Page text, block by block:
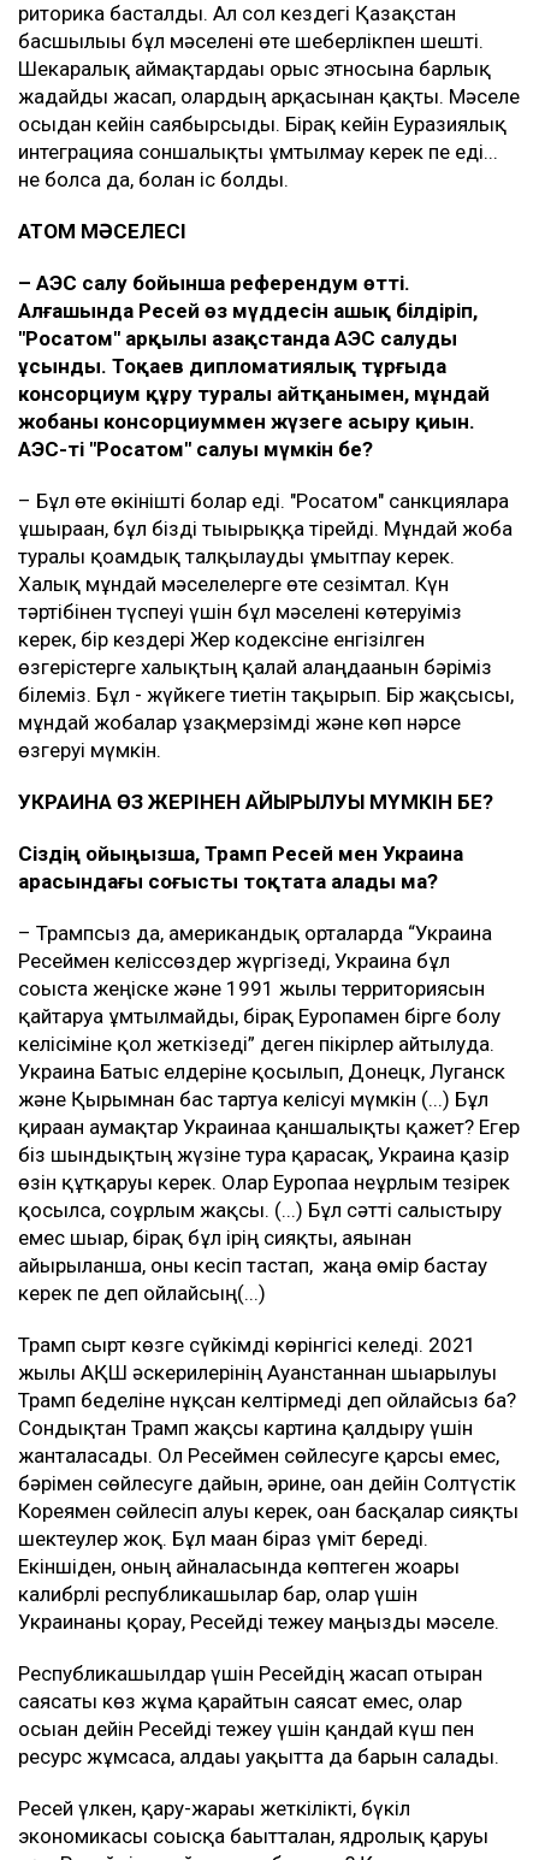
риторика басталды. Ал сол кездегі Қазақстан
басшылығы бұл мәселені өте шеберлікпен шешті.
Шекаралық аймақтардағы орыс этносына барлық
жағдайды жасап, олардың арқасынан қақты. Мәселе
осыдан кейін саябырсыды. Бірақ кейін Еуразиялық
интеграцияға соншалықты ұмтылмау керек пе еді...
не болса да, болған іс болды.
АТОМ МӘСЕЛЕСІ
– АЭС салу бойынша референдум өтті.
Алғашында Ресей өз мүддесін ашық білдіріп,
"Росатом" арқылы Қазақстанда АЭС салуды
ұсынды. Тоқаев дипломатиялық тұрғыда
консорциум құру туралы айтқанымен, мұндай
жобаны консорциуммен жүзеге асыру қиын.
АЭС-ті "Росатом" салуы мүмкін бе?
– Бұл өте өкінішті болар еді. "Росатом" санкцияларға
ұшыраған, бұл бізді тығырыққа тірейді. Мұндай жоба
туралы қоғамдық талқылауды ұмытпау керек.
Халық мұндай мәселелерге өте сезімтал. Күн
тәртібінен түспеуі үшін бұл мәселені көтеруіміз
керек, бір кездері Жер кодексіне енгізілген
өзгерістерге халықтың қалай алаңдағанын бәріміз
білеміз. Бұл - жүйкеге тиетін тақырып. Бір жақсысы,
мұндай жобалар ұзақмерзімді және көп нәрсе
өзгеруі мүмкін.
УКРАИНА ӨЗ ЖЕРІНЕН АЙЫРЫЛУЫ МҮМКІН БЕ?
Сіздің ойыңызша, Трамп Ресей мен Украина
арасындағы соғысты тоқтата алады ма?
– Трампсыз да, американдық орталарда “Украина
Ресеймен келіссөздер жүргізеді, Украина бұл
соғыста жеңіске және 1991 жылғы территориясын
қайтаруға ұмтылмайды, бірақ Еуропамен бірге болу
келісіміне қол жеткізеді” деген пікірлер айтылуда.
Украина Батыс елдеріне қосылып, Донецк, Луганск
және Қырымнан бас тартуға келісуі мүмкін (...) Бұл
қираған аумақтар Украинаға қаншалықты қажет? Егер
біз шындықтың жүзіне тура қарасақ, Украина қазір
өзін құтқаруы керек. Олар Еуропаға неғұрлым тезірек
қосылса, соғұрлым жақсы. (...) Бұл сәтті салыстыру
емес шығар, бірақ бұл ірің сияқты, аяғынан
айырылғанша, оны кесіп тастап, жаңа өмір бастау
керек пе деп ойлайсың(...)
Трамп сырт көзге сүйкімді көрінгісі келеді. 2021
жылы АҚШ әскерилерінің Ауғанстаннан шығарылуы
Трамп беделіне нұқсан келтірмеді деп ойлайсыз ба?
Сондықтан Трамп жақсы картина қалдыру үшін
жанталасады. Ол Ресеймен сөйлесуге қарсы емес,
бәрімен сөйлесуге дайын, әрине, оған дейін Солтүстік
Кореямен сөйлесіп алуы керек, оған басқалар сияқты
шектеулер жоқ. Бұл маған біраз үміт береді.
Екіншіден, оның айналасында көптеген жоғары
калибрлі республикашылар бар, олар үшін
Украинаны қорғау, Ресейді тежеу маңызды мәселе.
Республикашылдар үшін Ресейдің жасап отырған
саясаты көз жұма қарайтын саясат емес, олар
осыған дейін Ресейді тежеу үшін қандай күш пен
ресурс жұмсаса, алдағы уақытта да барын салады.
Ресей үлкен, қару-жарағы жеткілікті, бүкіл
экономикасы соғысқа бағытталған, ядролық қаруы